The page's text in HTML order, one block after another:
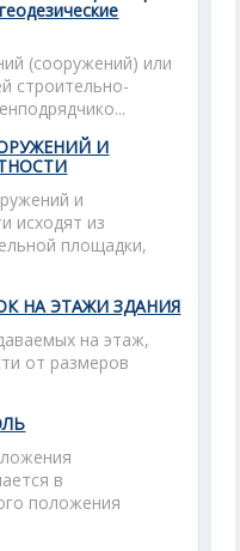
(сооружений) или
строительно-
И
и
исходят из
площадки,
НА ЭТАЖИ ЗДАНИЯ
на этаж,
от размеров
в
положения